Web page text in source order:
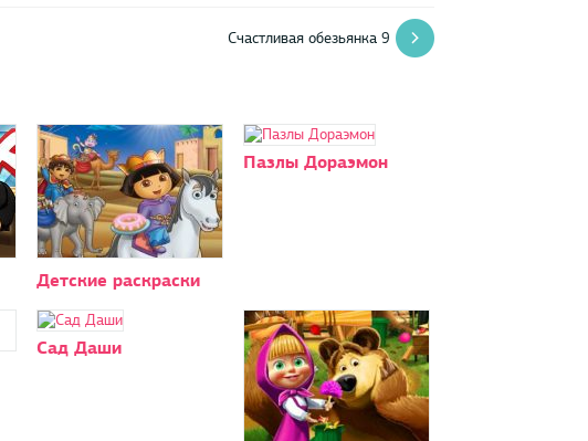
Счастливая обезьянка 9
Детские раскраски
Пазлы Дораэмон
Сад Даши